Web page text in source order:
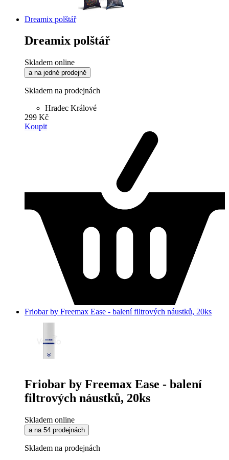
Dreamix polštář
Dreamix polštář
Skladem online
a na jedné prodejně
Skladem na prodejnách
Hradec Králové
299 Kč
Koupit
Friobar by Freemax Ease - balení filtrových náustků, 20ks
Friobar by Freemax Ease - balení
filtrových náustků, 20ks
Skladem online
a na 54 prodejnách
Skladem na prodejnách